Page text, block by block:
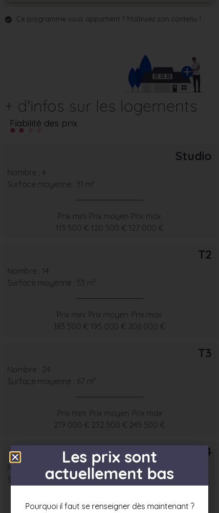
Ce programme vous appartient ? Maîtrisez son contenu !
+ d'infos sur les logements
Fiabilité des prix
Studio
Nombre : 4
Surface moyenne : 31 m²
Prix mini
113 500 €
Prix moyen
120 500 €
Prix max
127 000 €
T2
Nombre : 14
Surface moyenne : 53 m²
Prix mini
183 500 €
Prix moyen
195 000 €
Prix max
206 000 €
T3
Nombre : 24
Surface moyenne : 67 m²
Prix mini
219 000 €
Prix moyen
232 500 €
Prix max
245 500 €
T4
Nombre : 10
Surface moyenne : 81 m²
Les prix sont
actuellement bas
Pourquoi il faut se renseigner dès maintenant ?